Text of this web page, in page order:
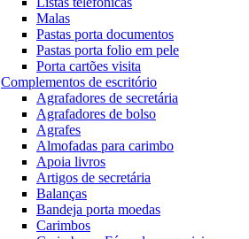
Malas
Pastas porta documentos
Pastas porta folio em pele
Porta cartões visita
Complementos de escritório
Agrafadores de secretária
Agrafadores de bolso
Agrafes
Almofadas para carimbo
Apoia livros
Artigos de secretária
Balanças
Bandeja porta moedas
Carimbos